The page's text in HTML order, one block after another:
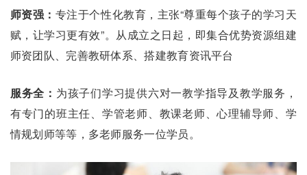
师资强： 专注于个性化教育，主张“尊重每个孩子的学习天
赋，让学习更有效”。从成立之日起，即集合优势资源组建
师资团队、完善教研体系、搭建教育资讯平台
服务全： 为孩子们学习提供六对一教学指导及教学服务，
有专门的班主任、学管老师、教课老师、心理辅导师、学
情规划师等等，多老师服务一位学员。